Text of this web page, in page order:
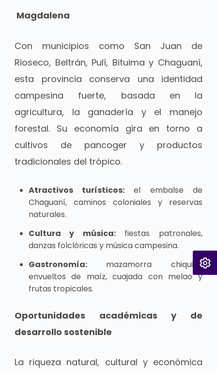
Magdalena
Con municipios como San Juan de
Rioseco, Beltrán, Pulí, Bituima y Chaguaní,
esta provincia conserva una identidad
campesina fuerte, basada en la
agricultura, la ganadería y el manejo
forestal. Su economía gira en torno a
cultivos de pancoger y productos
tradicionales del trópico.
Atractivos turísticos: el embalse de
Chaguaní, caminos coloniales y reservas
naturales.
Cultura y música:fiestas patronales,
danzas folclóricas y música campesina.
Gastronomía:mazamorra chiquita,
envueltos de maíz, cuajada con melao y
frutas tropicales.
Oportunidades académicas y de
desarrollo sostenible
La riqueza natural, cultural y económica